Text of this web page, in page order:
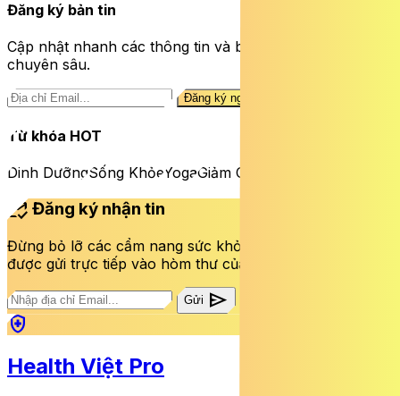
Đăng ký bản tin
Cập nhật nhanh các thông tin và bài viết sức khỏe
chuyên sâu.
Đăng ký ngay
Từ khóa HOT
Dinh DưỡngSống KhỏeYogaGiảm Cân
mark_email_read Đăng ký nhận tin
Đừng bỏ lỡ các cẩm nang sức khỏe và bài viết mới nhất
được gửi trực tiếp vào hòm thư của bạn mỗi tuần.
Gửi send
health_and_safety
Health Việt Pro